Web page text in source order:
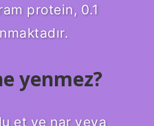
protein, 0.1
yenmez?
et ve nar veya